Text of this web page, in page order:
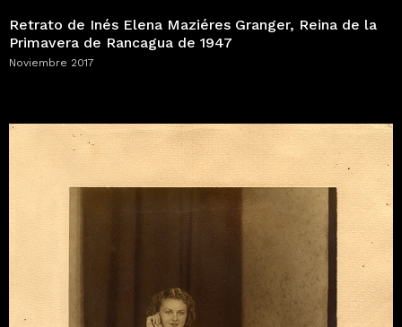
Retrato de Inés Elena Maziéres Granger, Reina de la
Primavera de Rancagua de 1947
Noviembre 2017